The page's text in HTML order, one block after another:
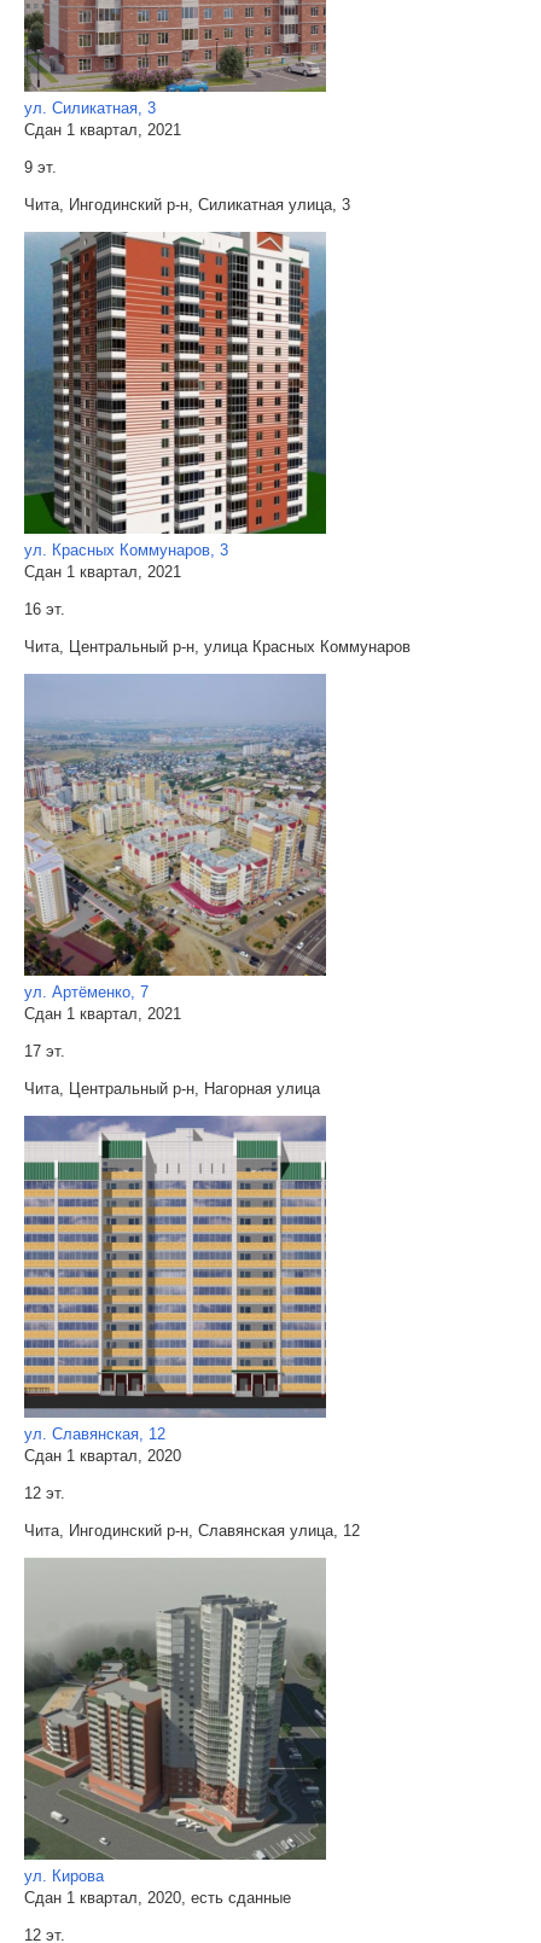
ул. Силикатная, 3
Сдан 1 квартал, 2021
9 эт.
Чита, Ингодинский р-н, Силикатная улица, 3
ул. Красных Коммунаров, 3
Сдан 1 квартал, 2021
16 эт.
Чита, Центральный р-н, улица Красных Коммунаров
ул. Артёменко, 7
Сдан 1 квартал, 2021
17 эт.
Чита, Центральный р-н, Нагорная улица
ул. Славянская, 12
Сдан 1 квартал, 2020
12 эт.
Чита, Ингодинский р-н, Славянская улица, 12
ул. Кирова
Сдан 1 квартал, 2020, есть сданные
12 эт.